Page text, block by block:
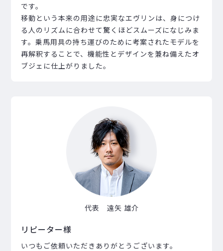
です。
移動という本来の用途に忠実なエヴリンは、身につけ
る人のリズムに合わせて驚くほどスムーズになじみま
す。乗馬用具の持ち運びのために考案されたモデルを
再解釈することで、機能性とデザインを兼ね備えたオ
ブジェに仕上がりました。
代表 遠矢 雄介
リピーター様
いつもご依頼いただきありがとうございます。